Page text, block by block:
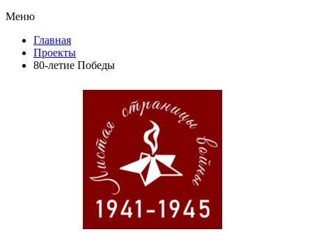
Меню
Главная
Проекты
80-летие Победы